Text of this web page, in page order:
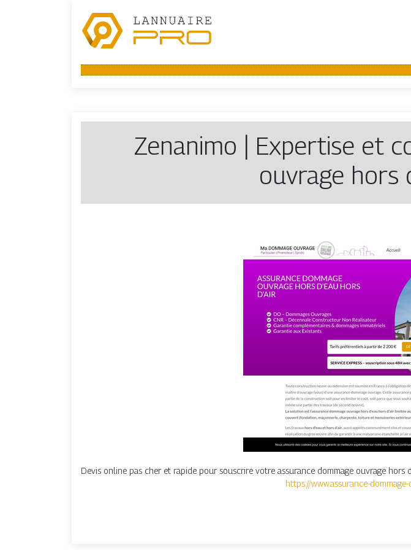
Zenanimo | Expertise et
ouvrage hors
Devis online pas cher et rapide pour souscrire votre assurance dommage ouvrage hors
https://www.assurance-